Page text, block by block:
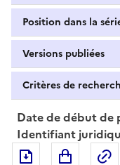
Position dans la
Versions publiées
Critères de
Date de début de
Identifiant
Exporter le